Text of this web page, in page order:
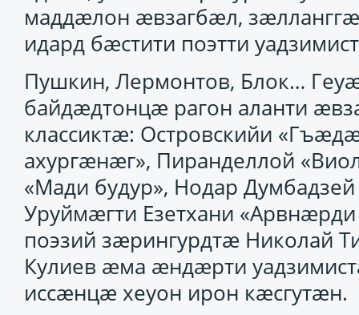
маддӕлон ӕвзагбӕл,
идард бӕстити поэтти
Пушкин, Лермонтов, Блок…
байдӕдтонцӕ рагон аланти
классиктӕ: Островскийи
ахургӕнӕг», Пиранделлой
«Мади будур», Нодар Думбадзей
Уруймӕгти Езетхани
поэзий зӕрингурдтӕ Николай
Кулиев ӕма ӕндӕрти
иссӕнцӕ хеуон ирон кӕсгутӕн.